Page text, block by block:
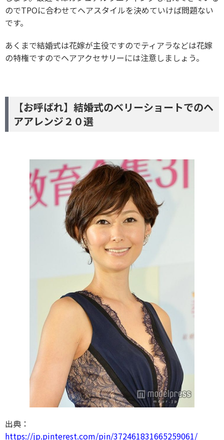
のでTPOに合わせてヘアスタイルを決めていけば問題ない
です。
あくまで結婚式は花嫁が主役ですのでティアラなどは花嫁
の特権ですのでヘアアクセサリーには注意しましょう。
【お呼ばれ】結婚式のベリーショートでのヘ
アアレンジ２０選
出典：
https://jp.pinterest.com/pin/372461831665259061/